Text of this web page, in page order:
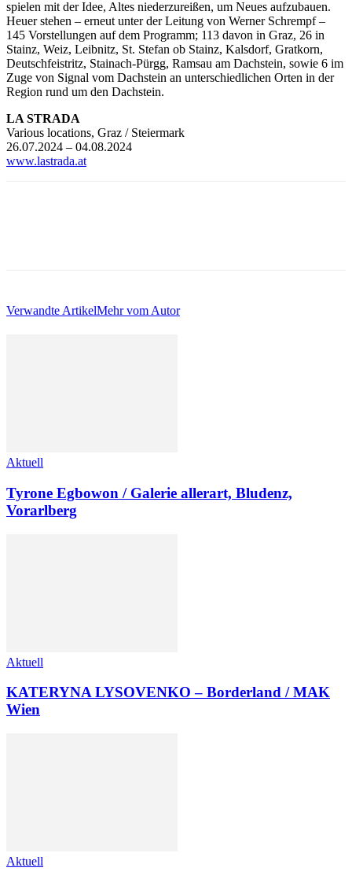
spielen mit der Idee, Altes niederzureißen, um Neues aufzubauen.
Heuer stehen – erneut unter der Leitung von Werner Schrempf –
145 Vorstellungen auf dem Programm; 113 davon in Graz, 26 in
Stainz, Weiz, Leibnitz, St. Stefan ob Stainz, Kalsdorf, Gratkorn,
Deutschfeistritz, Stainach-Pürgg, Ramsau am Dachstein, sowie 6 im
Zuge von Signal vom Dachstein an unterschiedlichen Orten in der
Region rund um den Dachstein.
LA STRADA
Various locations, Graz / Steiermark
26.07.2024 – 04.08.2024
www.lastrada.at
Verwandte ArtikelMehr vom Autor
Aktuell
Tyrone Egbowon / Galerie allerart, Bludenz,
Vorarlberg
Aktuell
KATERYNA LYSOVENKO – Borderland / MAK
Wien
Aktuell